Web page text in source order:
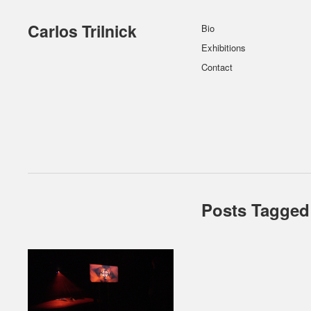
Carlos Trilnick
Bio
Exhibitions
Contact
Posts